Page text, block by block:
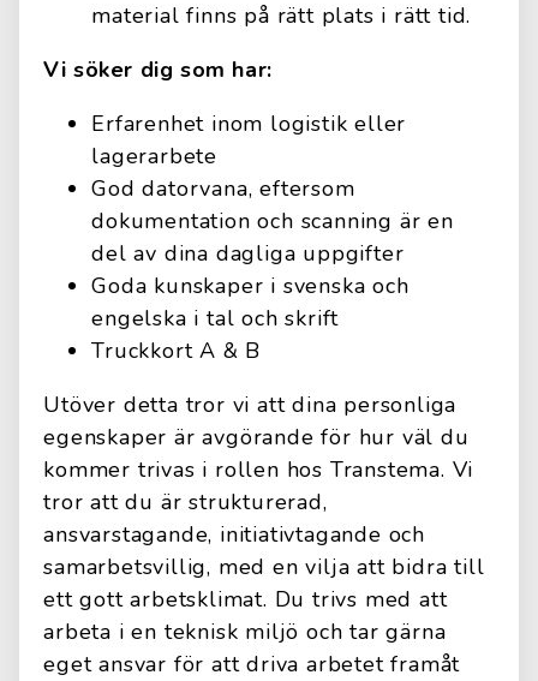
material finns på rätt plats i rätt tid.
Vi söker dig som har:
Erfarenhet inom logistik eller
lagerarbete
God datorvana, eftersom
dokumentation och scanning är en
del av dina dagliga uppgifter
Goda kunskaper i svenska och
engelska i tal och skrift
Truckkort A & B
Utöver detta tror vi att dina personliga
egenskaper är avgörande för hur väl du
kommer trivas i rollen hos Transtema. Vi
tror att du är strukturerad,
ansvarstagande, initiativtagande och
samarbetsvillig, med en vilja att bidra till
ett gott arbetsklimat. Du trivs med att
arbeta i en teknisk miljö och tar gärna
eget ansvar för att driva arbetet framåt